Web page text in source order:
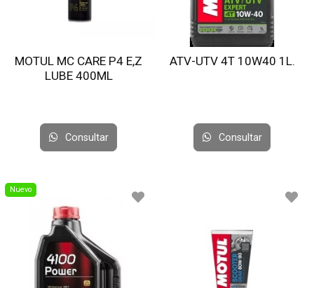
MOTUL MC CARE P4 E,Z
LUBE 400ML
Consultar
ATV-UTV 4T 10W40 1L.
Consultar
Nuevo